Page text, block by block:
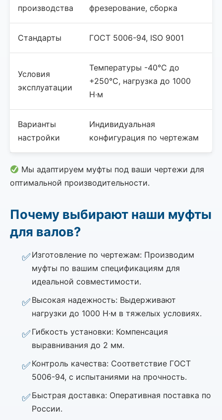
производства
фрезерование, сборка
Стандарты ГОСТ 5006-94, ISO 9001
Условия
эксплуатации
Температуры -40°C до
+250°C, нагрузка до 1000
Н·м
Варианты
настройки
Индивидуальная
конфигурация по чертежам
Мы адаптируем муфты под ваши чертежи для
оптимальной производительности.
Почему выбирают наши муфты
для валов?
Изготовление по чертежам: Производим
муфты по вашим спецификациям для
идеальной совместимости.
Высокая надежность: Выдерживают
нагрузки до 1000 Н·м в тяжелых условиях.
Гибкость установки: Компенсация
выравнивания до 2 мм.
Контроль качества: Соответствие ГОСТ
5006-94, с испытаниями на прочность.
Быстрая доставка: Оперативная поставка по
России.